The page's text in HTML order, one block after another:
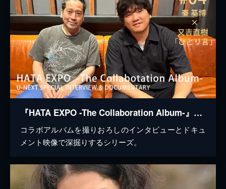
『HATA EXPO -The Collaboration Album-』U-NEXT Special Interview & Documentary #4 「ひとり言」
コラボアルバムを撮りおろしのインタビューとドキュ
メント映像で深掘りするシリーズ。